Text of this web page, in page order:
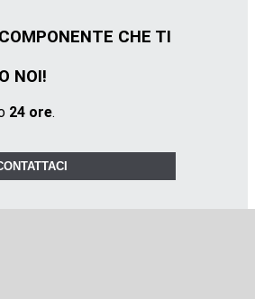
CHE TI
NOI!
24 ore.